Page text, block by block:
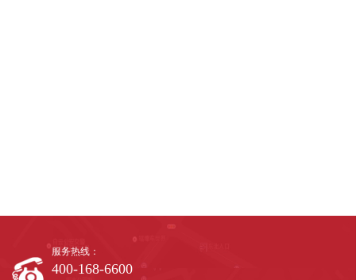
服务热线：
400-168-6600